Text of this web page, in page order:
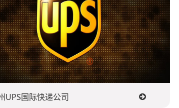
UPS国际快递公司